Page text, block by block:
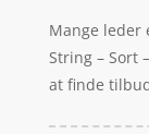
Mange leder
String – Sort
at finde